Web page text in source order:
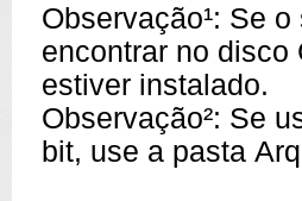
Observação¹: Se
encontrar no disco
estiver instalado.
Observação²: Se
bit, use a pasta